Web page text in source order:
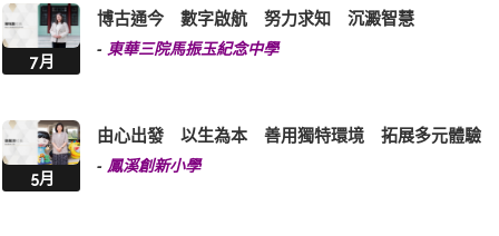
7月
博古通今 數字啟航 努力求知 沉澱智慧
- 東華三院馬振玉紀念中學
5月
由心出發 以生為本 善用獨特環境 拓展多元體驗
- 鳳溪創新小學